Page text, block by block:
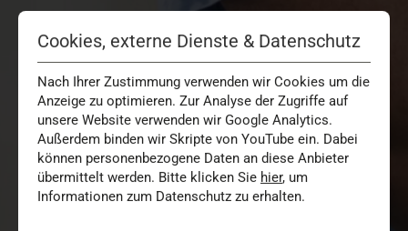
Cookies, externe Dienste & Datenschutz
Nach Ihrer Zustimmung verwenden wir Cookies um die
Anzeige zu optimieren. Zur Analyse der Zugriffe auf
unsere Website verwenden wir Google Analytics.
Außerdem binden wir Skripte von YouTube ein. Dabei
können personenbezogene Daten an diese Anbieter
übermittelt werden. Bitte klicken Sie hier, um
Informationen zum Datenschutz zu erhalten.